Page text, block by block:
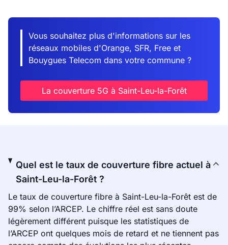
Vous souhaitez plus d'informations sur les
réseaux mobiles d'Orange, SFR, Free et
Bouygues Telecom dans votre commune ?
La couverture 5G à Saint-Leu-la-Forêt
Quel est le taux de couverture fibre actuel à
Saint-Leu-la-Forêt ?
Le taux de couverture fibre à Saint-Leu-la-Forêt est de
99% selon l’ARCEP. Le chiffre réel est sans doute
légèrement différent puisque les statistiques de
l’ARCEP ont quelques mois de retard et ne tiennent pas